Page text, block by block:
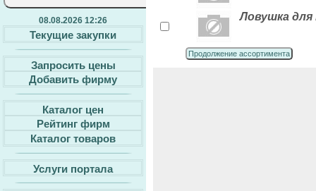
08.08.2026 12:26
Текущие закупки
Запросить цены
Добавить фирму
Каталог цен
Рейтинг фирм
Каталог товаров
Услуги портала
Ловушка
Продолжение ассортимента